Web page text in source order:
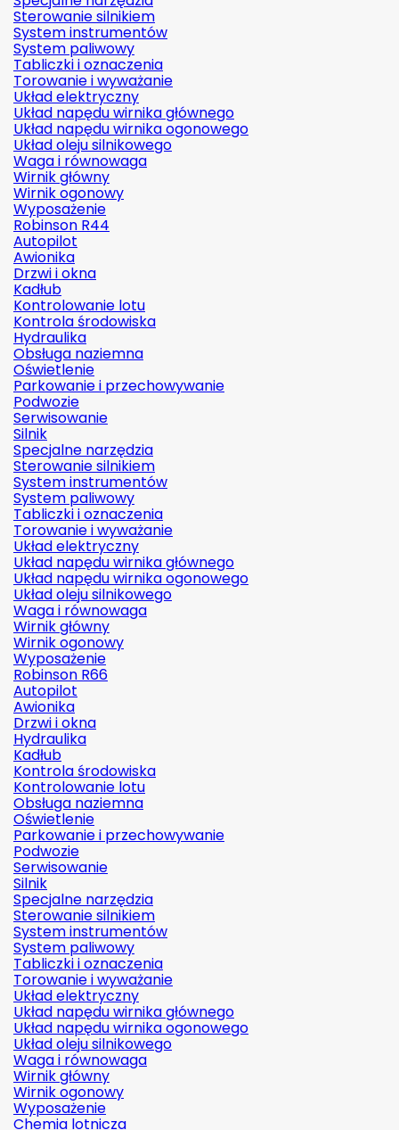
Sterowanie silnikiem
System instrumentów
System paliwowy
Tabliczki i oznaczenia
Torowanie i wyważanie
Układ elektryczny
Układ napędu wirnika głównego
Układ napędu wirnika ogonowego
Układ oleju silnikowego
Waga i równowaga
Wirnik główny
Wirnik ogonowy
Wyposażenie
Robinson R44
Autopilot
Awionika
Drzwi i okna
Kadłub
Kontrolowanie lotu
Kontrola środowiska
Hydraulika
Obsługa naziemna
Oświetlenie
Parkowanie i przechowywanie
Podwozie
Serwisowanie
Silnik
Specjalne narzędzia
Sterowanie silnikiem
System instrumentów
System paliwowy
Tabliczki i oznaczenia
Torowanie i wyważanie
Układ elektryczny
Układ napędu wirnika głównego
Układ napędu wirnika ogonowego
Układ oleju silnikowego
Waga i równowaga
Wirnik główny
Wirnik ogonowy
Wyposażenie
Robinson R66
Autopilot
Awionika
Drzwi i okna
Hydraulika
Kadłub
Kontrola środowiska
Kontrolowanie lotu
Obsługa naziemna
Oświetlenie
Parkowanie i przechowywanie
Podwozie
Serwisowanie
Silnik
Specjalne narzędzia
Sterowanie silnikiem
System instrumentów
System paliwowy
Tabliczki i oznaczenia
Torowanie i wyważanie
Układ elektryczny
Układ napędu wirnika głównego
Układ napędu wirnika ogonowego
Układ oleju silnikowego
Waga i równowaga
Wirnik główny
Wirnik ogonowy
Wyposażenie
Chemia lotnicza